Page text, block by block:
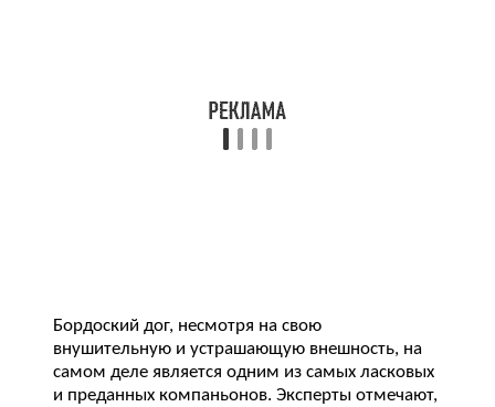
Бордоский дог, несмотря на свою
внушительную и устрашающую внешность, на
самом деле является одним из самых ласковых
и преданных компаньонов. Эксперты отмечают,